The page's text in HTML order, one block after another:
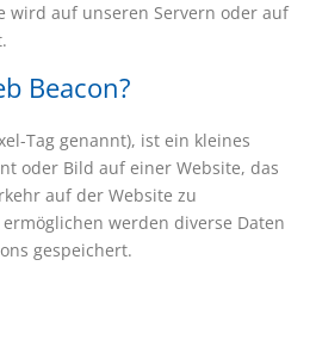
wird auf unseren Servern oder auf
Beacon?
Tag genannt), ist ein kleines
oder Bild auf einer Website, das
auf der Website zu
werden diverse Daten
gespeichert.